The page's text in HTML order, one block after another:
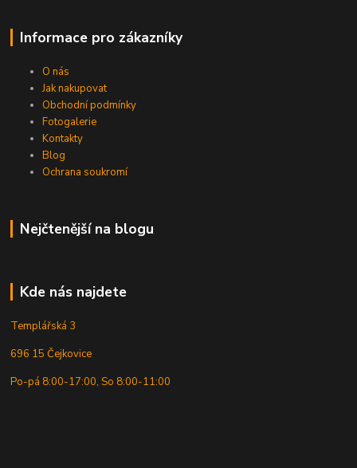
Informace pro zákazníky
O nás
Jak nakupovat
Obchodní podmínky
Fotogalerie
Kontakty
Blog
Ochrana soukromí
Nejčtenější na blogu
Kde nás najdete
Templářská 3
696 15 Čejkovice
Po-pá 8:00-17:00, So 8:00-11:00